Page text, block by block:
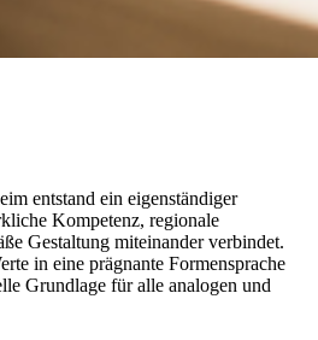
entstand ein eigenständiger
Kompetenz, regionale
Gestaltung miteinander verbindet.
in eine prägnante Formensprache
Grundlage für alle analogen und